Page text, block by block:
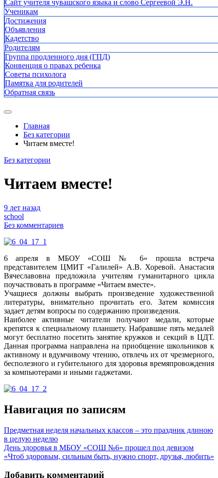
Сайт учителя чувашского языка и слово Сергеевой Э.Н.
Ученикам
Достижения
Объявления
Кадетство
Родителям
Группа продленного дня (ГПД)
Конвенция о правах ребенка
Советы психолога
Памятка для родителей
Обратная связь
Главная
Без категории
Читаем вместе!
Без категории
Читаем вместе!
9 лет назад
school
Без комментариев
6 апреля в МБОУ «СОШ № 6» прошла встреча
представителем ЦМИТ «Галилей» А.В. Хоревой. Анастасия
Вячеславовна предложила учителям гуманитарного цикла
поучаствовать в программе «Читаем вместе».
Учащиеся должны выбрать произведение художественной
литературы, внимательно прочитать его. Затем комиссия
задает детям вопросы по содержанию произведения.
Наиболее активные читатели получают медали, которые
крепятся к специальному планшету. Набравшие пять медалей
могут бесплатно посетить занятие кружков и секций в ЦДТ.
Данная программа направлена на приобщение школьников к
активному и вдумчивому чтению, отвлечь их от чрезмерного,
бесполезного и губительного для здоровья времяпровождения
за компьютерами и иными гаджетами.
Навигация по записям
Предметная неделя начальных классов – это праздник длиною
в целую неделю
День здоровья в МБОУ «СОШ №6» прошел под девизом
«Чтоб здоровым, сильным быть, нужно спорт, друзья, любить»
Добавить комментарий